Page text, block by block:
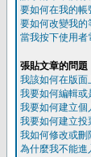
要如何在我的
要如何改變我的
當我按下使用者
張貼文章的問題
我該如何在版
我要如何編輯或
我要如何建立個
我要如何建立投
我如何修改或刪
為什麼我不能進